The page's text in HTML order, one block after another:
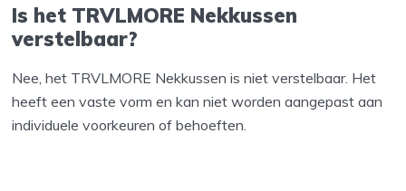
Is het TRVLMORE Nekkussen
verstelbaar?
Nee, het TRVLMORE Nekkussen is niet verstelbaar. Het
heeft een vaste vorm en kan niet worden aangepast aan
individuele voorkeuren of behoeften.